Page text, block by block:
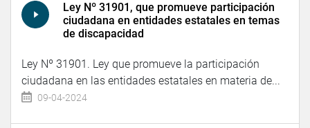
Ley Nº 31901, que promueve participación
ciudadana en entidades estatales en temas
de discapacidad
Ley Nº 31901. Ley que promueve la participación
ciudadana en las entidades estatales en materia de...
09-04-2024